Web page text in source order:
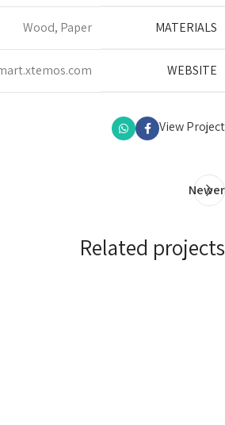
MATERIALS
Wood, Paper
WEBSITE
View Project
Newer
Related projects